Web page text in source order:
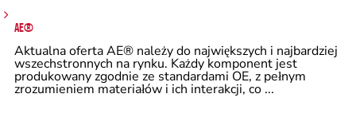
AE®
Aktualna oferta AE® należy do największych i najbardziej
wszechstronnych na rynku. Każdy komponent jest
produkowany zgodnie ze standardami OE, z pełnym
zrozumieniem materiałów i ich interakcji, co ...